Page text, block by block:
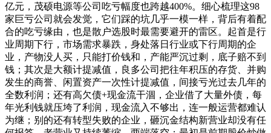
亿元，茂硕电源等公司吃亏幅度也跨越400%。细心梳理这98
家巨亏公司就会发觉，它们踩的坑几乎一模一样，背后有着配
合的吃亏缘由，也是散户选股时最需要避开的雷区。起首是行
业周期下行，市场需求暴跌，身处落日行业或下行周期的企
业，产物没人买，只能打价钱和，产能严沉过剩，底子赔不到
钱；其次是大额计提减值，良多公司把往年积压的存货、并购
发生的商誉、闲置资产一次性计提减值，间接亏光过去几年的
全数利润；还有高欠债+现金流干涸，企业借了大量外债，每
年光利钱就压垮了利润，现金流入不够出，连一般运营都难认
为继；别的还有转型失败的企业，砸沉金结构新营业却没有任